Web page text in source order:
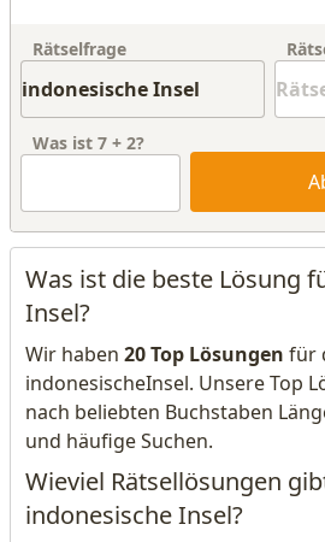
Rätselfrage
Was ist 7 + 2?
Was ist die beste Lösung
Insel?
Wir haben 20 Top Lösungen für
indonesischeInsel. Unsere Top
nach beliebten Buchstaben
und häufige Suchen.
Wieviel Rätsellösungen
indonesische Insel?